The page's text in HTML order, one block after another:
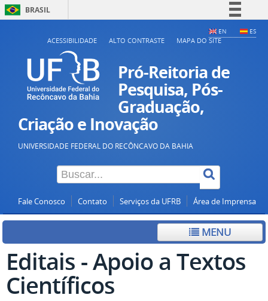
BRASIL
Simplifique!
Participe
Acesso à informação
Legislação
Canais
EN ES
ACESSIBILIDADE ALTO CONTRASTE MAPA DO SITE
Pró-Reitoria de
Pesquisa, Pós-
Graduação,
Criação e Inovação
UNIVERSIDADE FEDERAL DO RECÔNCAVO DA BAHIA
Fale Conosco Contato Serviços da UFRB Área de Imprensa
MENU
Editais - Apoio a Textos
Científicos